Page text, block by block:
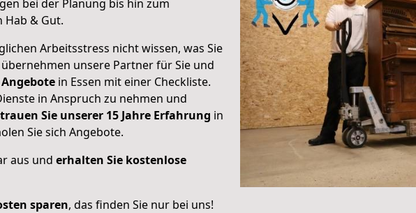
bei der Planung bis hin zum
Hab & Gut.
Arbeitsstress nicht wissen, was Sie
unsere Partner für Sie und
in Essen mit einer Checkliste.
in Anspruch zu nehmen und
Sie unserer 15 Jahre Erfahrung in
Sie sich Angebote.
aus und erhalten Sie kostenlose
sparen, das finden Sie nur bei uns!